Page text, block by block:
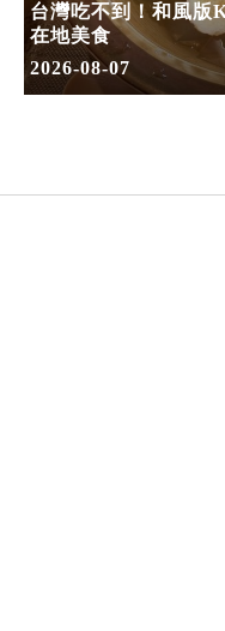
台灣吃不到！和風版
在地美食
2026-08-07